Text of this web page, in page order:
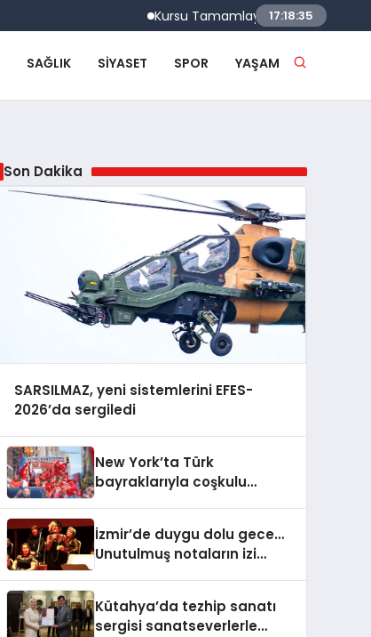
Kursu Tamamlayan Sürücülere
17:18:36
SAĞLIK SIYASET SPOR YAŞAM
Son Dakika
SARSILMAZ, yeni sistemlerini EFES-
2026’da sergiledi
New York’ta Türk
bayraklarıyla coşkulu
geldi
İzmir’de duygu dolu gece…
Unutulmuş notaların izi
Kütahya’da tezhip sanatı
sergisi sanatseverlerle